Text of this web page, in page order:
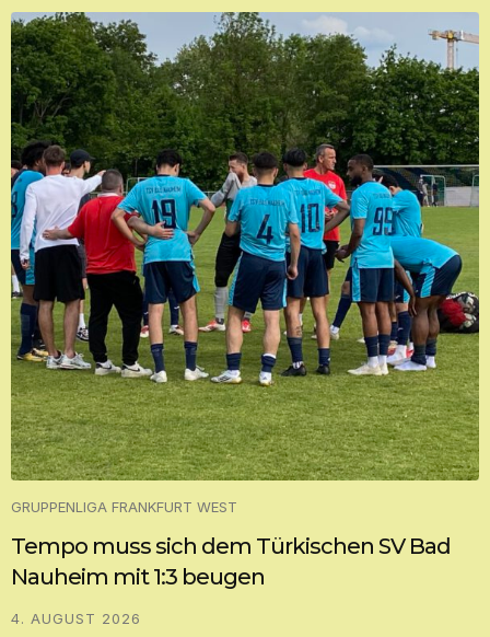
GRUPPENLIGA FRANKFURT WEST
Tempo muss sich dem Türkischen SV Bad
Nauheim mit 1:3 beugen
4. AUGUST 2026